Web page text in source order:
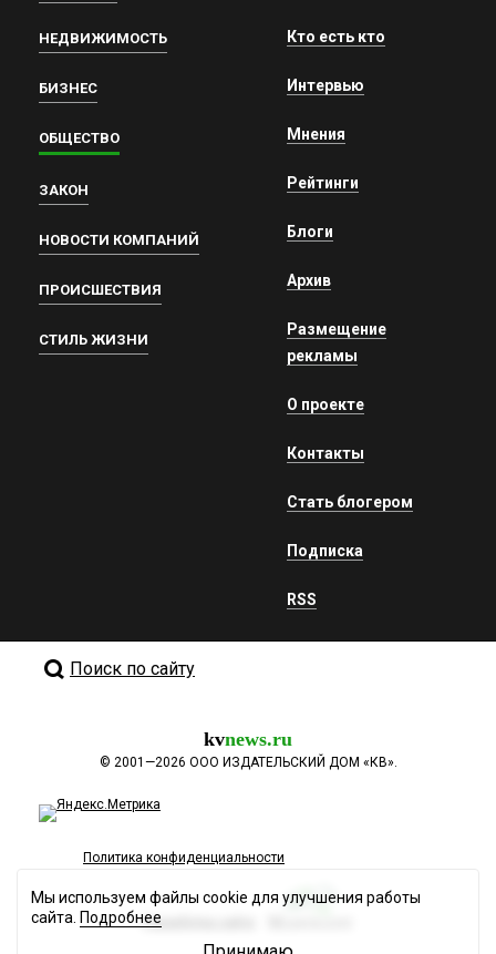
НЕДВИЖИМОСТЬ
БИЗНЕС
ОБЩЕСТВО
ЗАКОН
НОВОСТИ КОМПАНИЙ
ПРОИСШЕСТВИЯ
СТИЛЬ ЖИЗНИ
Кто есть кто
Интервью
Мнения
Рейтинги
Блоги
Архив
Размещение
рекламы
О проекте
Контакты
Стать блогером
Подписка
RSS
Поиск по сайту
kvnews.ru
© 2001—2026 ООО ИЗДАТЕЛЬСКИЙ ДОМ «КВ».
Политика конфиденциальности
Разработка сайта
Мы используем файлы cookie для улучшения работы
сайта. Подробнее